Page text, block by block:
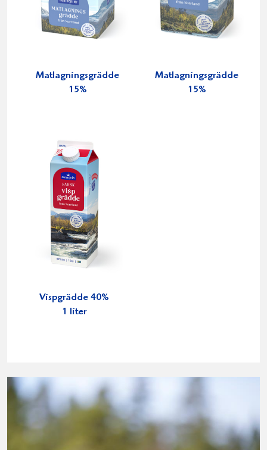
Matlagningsgrädde
15%
Matlagningsgrädde
15%
Vispgrädde 40%
1 liter